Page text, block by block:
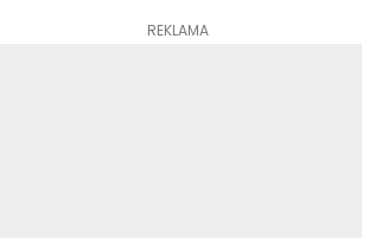
REKLAMA